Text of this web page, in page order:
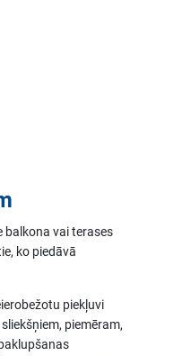
balkona vai terases
ko piedāvā
piekļuvi
piemēram,